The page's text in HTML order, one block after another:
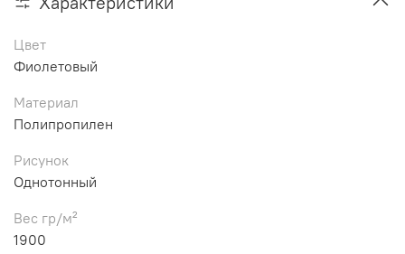
Цвет
Фиолетовый
Материал
Полипропилен
Рисунок
Однотонный
Вес гр/м²
1900